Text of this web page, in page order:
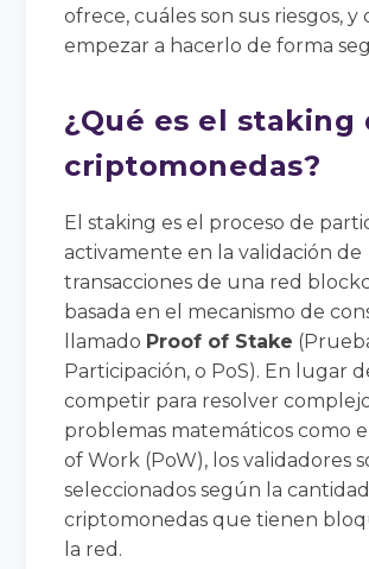
ofrece, cuáles son sus riesgos, y
empezar a hacerlo de forma
¿Qué es el staking
criptomonedas?
El staking es el proceso de
activamente en la validación de
transacciones de una red
basada en el mecanismo de
llamado Proof of Stake
Participación, o PoS). En lugar
competir para resolver
problemas matemáticos como
of Work (PoW), los validadores
seleccionados según la
criptomonedas que tienen
la red.